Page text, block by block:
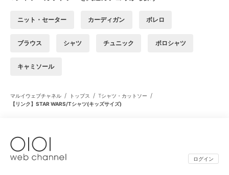
ニット・セーター カーディガン ボレロ
ブラウス シャツ チュニック ポロシャツ
キャミソール
マルイウェブチャネル / トップス / Tシャツ・カットソー /
【リンク】STAR WARS/Tシャツ(キッズサイズ)
ログイン